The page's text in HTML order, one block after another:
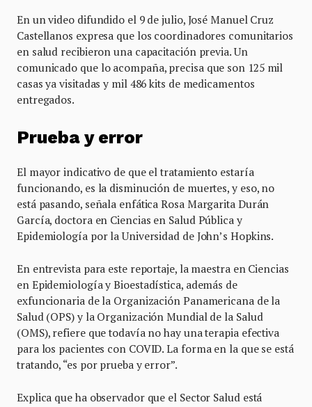
En un video difundido el 9 de julio, José Manuel Cruz
Castellanos expresa que los coordinadores comunitarios
en salud recibieron una capacitación previa. Un
comunicado que lo acompaña, precisa que son 125 mil
casas ya visitadas y mil 486 kits de medicamentos
entregados.
Prueba y error
El mayor indicativo de que el tratamiento estaría
funcionando, es la disminución de muertes, y eso, no
está pasando, señala enfática Rosa Margarita Durán
García, doctora en Ciencias en Salud Pública y
Epidemiología por la Universidad de John’s Hopkins.
En entrevista para este reportaje, la maestra en Ciencias
en Epidemiología y Bioestadística, además de
exfuncionaria de la Organización Panamericana de la
Salud (OPS) y la Organización Mundial de la Salud
(OMS), refiere que todavía no hay una terapia efectiva
para los pacientes con COVID. La forma en la que se está
tratando, “es por prueba y error”.
Explica que ha observador que el Sector Salud está